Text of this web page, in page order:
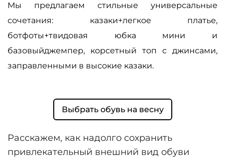
Мы предлагаем стильные универсальные
сочетания: казаки+легкое платье,
ботфоты+твидовая юбка мини и
базовыйджемпер, корсетный топ с джинсами,
заправленными в высокие казаки.
Выбрать обувь на весну
Расскажем, как надолго сохранить
привлекательный внешний вид обуви